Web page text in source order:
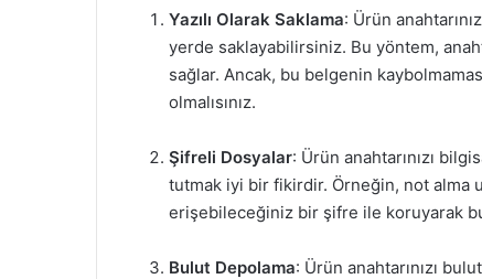
Yazılı Olarak Saklama: Ürün
yerde saklayabilirsiniz. Bu yöntem,
sağlar. Ancak, bu belgenin
olmalısınız.
Şifreli Dosyalar: Ürün anahtarınızı
tutmak iyi bir fikirdir. Örneğin, not alma
erişebileceğiniz bir şifre ile koruyarak
Bulut Depolama: Ürün anahtarınızı